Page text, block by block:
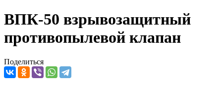
ВПК-50 взрывозащитный
противопылевой клапан
Поделиться